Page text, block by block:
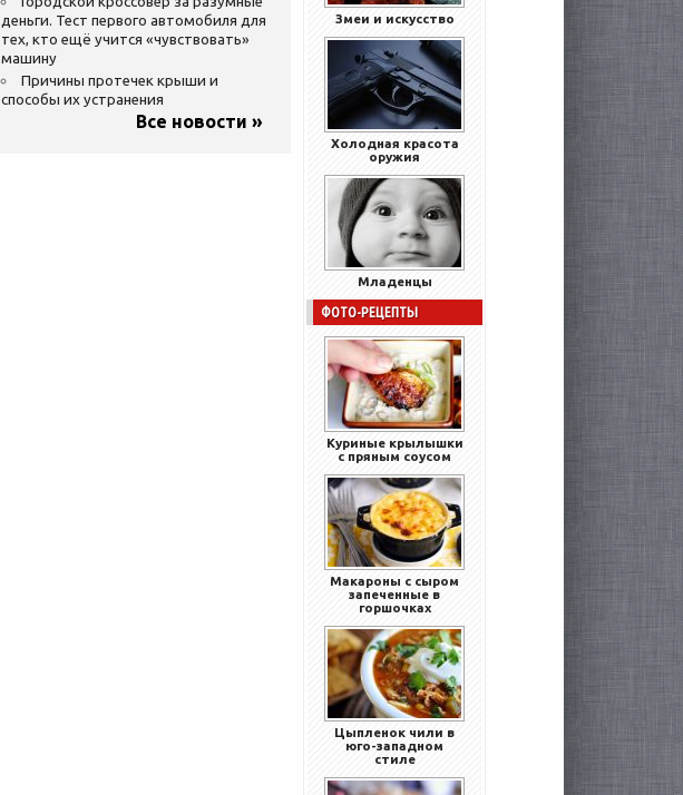
деньги. Тест первого автомобиля для
тех, кто ещё учится «чувствовать»
машину
Причины протечек крыши и
способы их устранения
Все новости »
Змеи и искусство
Холодная красота
оружия
Младенцы
ФОТО-РЕЦЕПТЫ
Куриные крылышки
с пряным соусом
Макароны с сыром
запеченные в
горшочках
Цыпленок чили в
юго-западном
стиле